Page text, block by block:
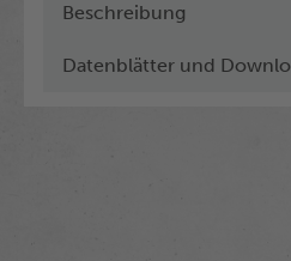
Beschreibung
Datenblätter und